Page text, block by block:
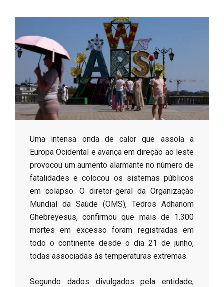
s
o
B
r
​Uma intensa onda de calor que assola a
Europa Ocidental e avança em direção ao leste
provocou um aumento alarmante no número de
fatalidades e colocou os sistemas públicos
em colapso. O diretor-geral da Organização
Mundial da Saúde (OMS), Tedros Adhanom
Ghebreyesus, confirmou que mais de 1.300
mortes em excesso foram registradas em
todo o continente desde o dia 21 de junho,
todas associadas às temperaturas extremas.
​Segundo dados divulgados pela entidade,